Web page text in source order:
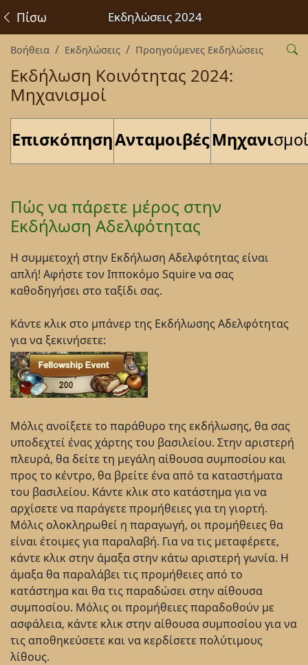
Εκδηλώσεις 2024
Πίσω
Βοήθεια Εκδηλώσεις Προηγούμενες Εκδηλώσεις
Εκδήλωση Κοινότητας 2024:
Μηχανισμοί
ΕπισκόπησηΑνταμοιβέςΜηχανισμοί
Πώς να πάρετε μέρος στην
Εκδήλωση Αδελφότητας
Η συμμετοχή στην Εκδήλωση Αδελφότητας είναι
απλή! Αφήστε τον Ιπποκόμο Squire να σας
καθοδηγήσει στο ταξίδι σας.
Κάντε κλικ στο μπάνερ της Εκδήλωσης Αδελφότητας
για να ξεκινήσετε:
Μόλις ανοίξετε το παράθυρο της εκδήλωσης, θα σας
υποδεχτεί ένας χάρτης του βασιλείου. Στην αριστερή
πλευρά, θα δείτε τη μεγάλη αίθουσα συμποσίου και
προς το κέντρο, θα βρείτε ένα από τα καταστήματα
του βασιλείου. Κάντε κλικ στο κατάστημα για να
αρχίσετε να παράγετε προμήθειες για τη γιορτή.
Μόλις ολοκληρωθεί η παραγωγή, οι προμήθειες θα
είναι έτοιμες για παραλαβή. Για να τις μεταφέρετε,
κάντε κλικ στην άμαξα στην κάτω αριστερή γωνία. Η
άμαξα θα παραλάβει τις προμήθειες από το
κατάστημα και θα τις παραδώσει στην αίθουσα
συμποσίου. Μόλις οι προμήθειες παραδοθούν με
ασφάλεια, κάντε κλικ στην αίθουσα συμποσίου για να
τις αποθηκεύσετε και να κερδίσετε πολύτιμους
λίθους.